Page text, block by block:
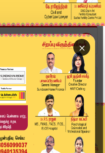
×
செய்திகள் | 28 J...